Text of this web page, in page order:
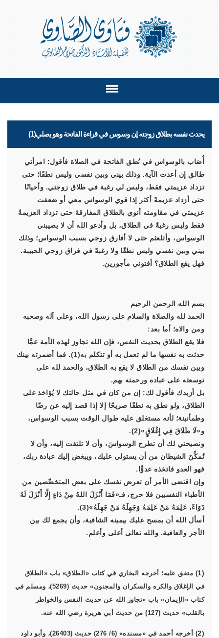
يحدث نفسه بطلاق زوجته إن وسوس في قراءة الفاتحة وهو يصلي(1)
أُصَاب بالوسواس في نُطق الفاتحة في الصلاة فأقول: امرأتي
طالق إن أعدت الآية. وذلك بيني وبين نفسي وليس نطقًا؛ حتى
تزداد عزيمتي فقط، وليس لي رغبة في طلاق زوجتي. وأحيانًا
حتى أزداد عزيمةً أكثر إذا قوي الوسواس معي أو ضعفت
عزيمتي في مقاومته أنوي بالطلاق المفارقةَ حتى تزداد العزيمةُ
فقط وليس رغبةً في الطلاق، بل وأدعو الله أن لا يصيبني
الوسواس، وأتلعثم حتى لا أفارق زوجي بسبب الوسواس؛ وذلك
بيني وبين نفسي وليس نطقًا ولا رغبةً في فراق زوجي الحبيبة.
فهل يقع الطلاق؟ أفتوني مأجورين.
بسم الله الرحمن الرحيم
الحمد لله والصلاة والسلام على رسول الله، وعلى آله وصحبه
ومن والاه؛ أما بعد:
فلا يقع الطلاق بحديث النفس، فإن الله تجاوز لهذه الأمة عمَّا
حدثت به نفسها ما لم تعمل به أو تتكلم به(1). فما أضمرته بينك
وبين نفسك من الطلاق لا يقع به الطلاق، والحمد لله على
توسعته على عباده ورحمته بهم.
بل أزيدك فأقول لك: إن من كان في مثل حالتك لا يُؤاخذ على
الطلاق، ولو نطق به نطقًا صريحًا إلا إذا قصد إليه عن رضًا
وطمأنينة؛ لأنه مستغلق عليه طوال الوقت بسبب الوسواس،
و«لَا طَلَاقَ فِي إِغْلَاقٍ»(2).
ونصيحتي لك أن تطرح الوسواسَ، وأن لا تلتفت إليه، وأن لا
تُمكِّنَ الشيطان من أن يستولي عليك، ويبغض إليك عبادة ربك،
فهو العدو فاتخذه عدوًّا.
وإن اقتضى الأمر أن تعرض نفسك على بعض المتخصِّصين من
الأطباء النفسيين فلا حرج، فـ«فَمَا أَنْزَلَ اللهُ مِنْ دَاءٍ إِلَّا أَنْزَلَ لَهُ
دَوَاءً، عَلِمَهُ مَنْ عَلِمَهُ وَجَهِلَهُ مَنْ جَهِلَهُ»(3).
أسأل الله أن يمسح عليك بيمينه الشافية، وأن يجمع لك بين
الأجر والعافية. والله تعالى أعلى وأعلم.
(1 ) متفق عليه؛ أخرجه البخاري في كتاب «الطلاق» باب «الطلاق
في الإغلاق والكره والسكران والمجنون» حديث (5269)، ومسلم في
كتاب «الإيمان» باب «تجاوز الله عن حديث النفس والخواطر
بالقلب» حديث (127) من حديث أبي هريرة رضي الله عنه.
(2
) أخرجه أحمد في «مسنده» (6/ 276) حديث (26403)، وأبو داود